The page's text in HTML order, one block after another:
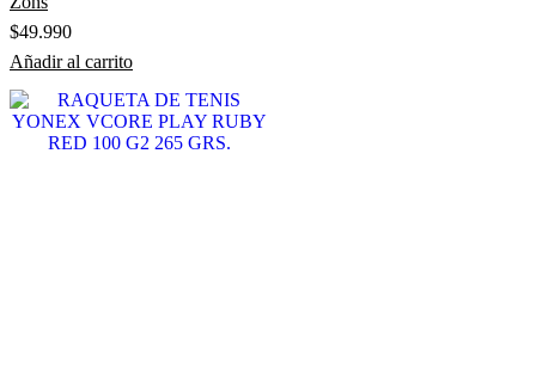
$49.990
Añadir al carrito